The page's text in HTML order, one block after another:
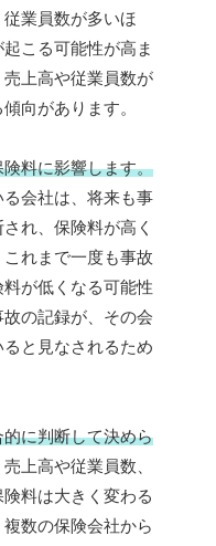
業員数が多いほ
こる可能性が高ま
上高や従業員数が
向があります。
料に影響します。
会社は、将来も事
れ、保険料が高く
れまで一度も事故
が低くなる可能性
の記録が、その会
と見なされるため
に判断して決めら
上高や従業員数、
料は大きく変わる
数の保険会社から